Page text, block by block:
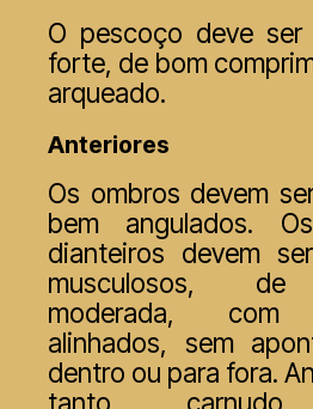
O pescoço deve ser
forte, de bom
arqueado.
Anteriores
Os ombros devem
bem angulados.
dianteiros devem
musculosos, de
moderada, com
alinhados, sem
dentro ou para fora.
tanto